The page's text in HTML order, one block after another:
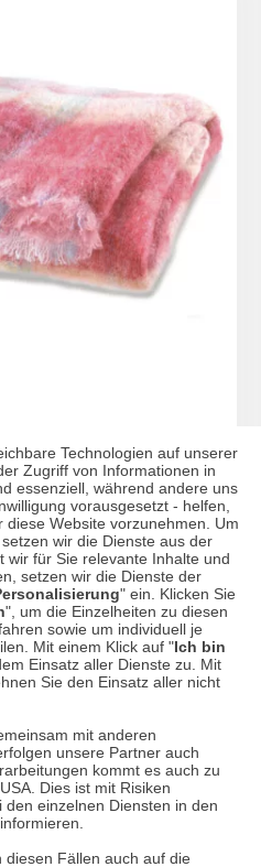
Technologien auf unserer
Zugriff von Informationen in
essenziell, während andere uns
vorausgesetzt - helfen,
Website vorzunehmen. Um
wir die Dienste aus der
wir für Sie relevante Inhalte und
setzen wir die Dienste der
" ein. Klicken Sie
", um die Einzelheiten zu diesen
sowie um individuell je
Mit einem Klick auf "Ich bin
Einsatz aller Dienste zu. Mit
Sie den Einsatz aller nicht
mit anderen
unsere Partner auch
kommt es auch zu
Dies ist mit Risiken
einzelnen Diensten in den
diesen Fällen auch auf die
Plaid in Rosa
€*